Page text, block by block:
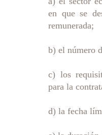
en que se
remunerada;
b) el número
c) los
para la
d) la fecha